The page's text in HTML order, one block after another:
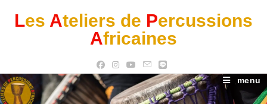
Les Ateliers de Percussions
Africaines
menu